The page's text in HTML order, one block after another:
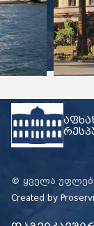
© ყველა
Created by